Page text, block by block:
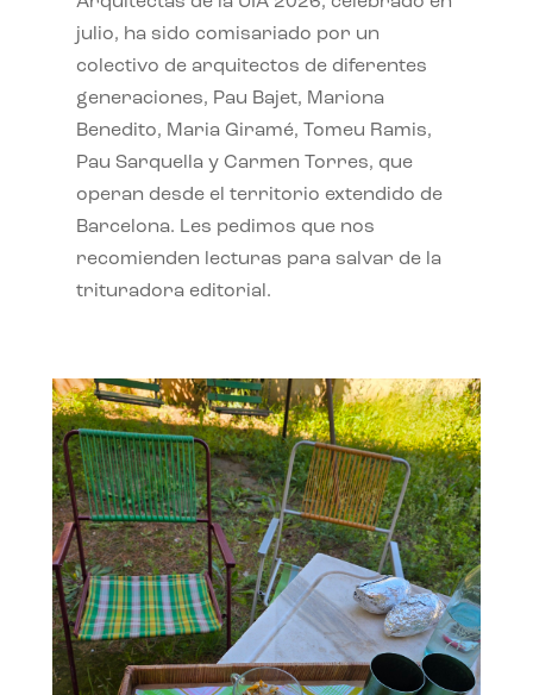
julio, ha sido comisariado por un
colectivo de arquitectos de diferentes
generaciones, Pau Bajet, Mariona
Benedito, Maria Giramé, Tomeu Ramis,
Pau Sarquella y Carmen Torres, que
operan desde el territorio extendido de
Barcelona. Les pedimos que nos
recomienden lecturas para salvar de la
trituradora editorial.